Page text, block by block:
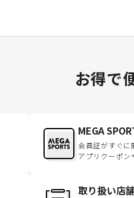
お得で
MEGA
会員証がすぐに
アプリクーポン
取り扱い店